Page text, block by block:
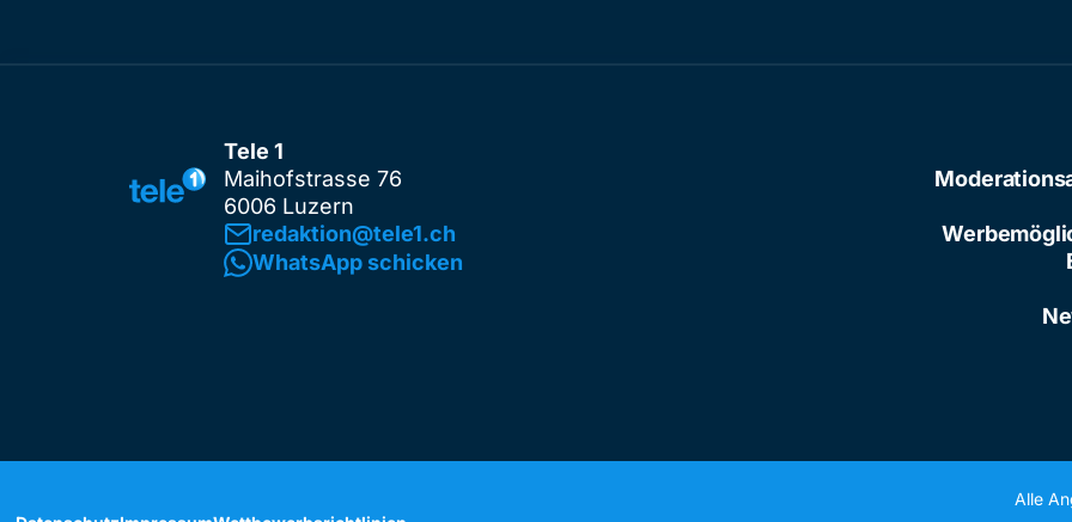
Tele 1
Maihofstrasse 76
6006 Luzern
redaktion@tele1.ch
WhatsApp schicken
Alle